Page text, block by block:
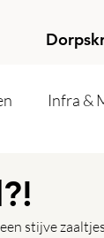
Infra &
stijve